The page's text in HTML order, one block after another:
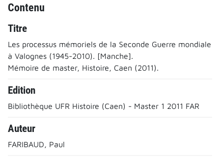
Contenu
Titre
Les processus mémoriels de la Seconde Guerre mondiale
à Valognes (1945-2010). [Manche].
Mémoire de master, Histoire, Caen (2011).
Edition
Bibliothèque UFR Histoire (Caen) - Master 1 2011 FAR
Auteur
FARIBAUD, Paul